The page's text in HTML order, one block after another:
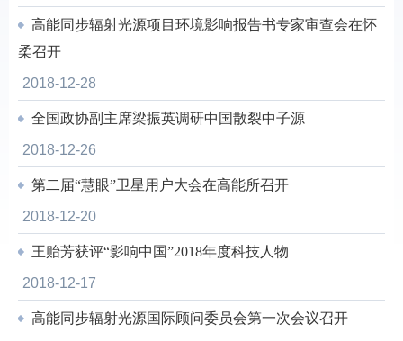
高能同步辐射光源项目环境影响报告书专家审查会在怀
柔召开
2018-12-28
全国政协副主席梁振英调研中国散裂中子源
2018-12-26
第二届“慧眼”卫星用户大会在高能所召开
2018-12-20
王贻芳获评“影响中国”2018年度科技人物
2018-12-17
高能同步辐射光源国际顾问委员会第一次会议召开